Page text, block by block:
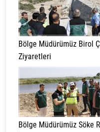
Bölge Müdürümüz Birol
Ziyaretleri
Bölge Müdürümüz Söke